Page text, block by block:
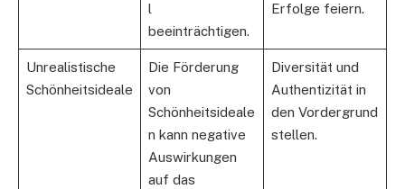
l
beeinträchtigen.
Erfolge feiern.
Unrealistische
Schönheitsideale
Die Förderung
von
Schönheitsideale
n kann negative
Auswirkungen
auf das
Diversität und
Authentizität in
den Vordergrund
stellen.